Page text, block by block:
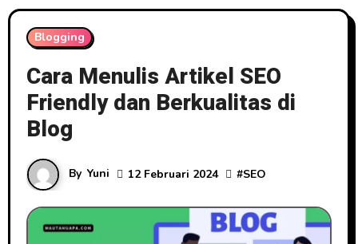
Blogging
Cara Menulis Artikel SEO
Friendly dan Berkualitas di
Blog
By Yuni 12 Februari 2024 #SEO